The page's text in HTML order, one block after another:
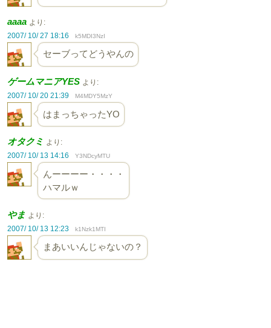
aaaa より:
2007/ 10/ 27 18:16
k5MDI3NzI
セーブってどうやんの
ゲームマニアYES より:
2007/ 10/ 20 21:39
M4MDY5MzY
はまっちゃったYO
オタクミ より:
2007/ 10/ 13 14:16
Y3NDcyMTU
んーーーー・・・・
ハマルｗ
やま より:
2007/ 10/ 13 12:23
k1Nzk1MTI
まあいいんじゃないの？